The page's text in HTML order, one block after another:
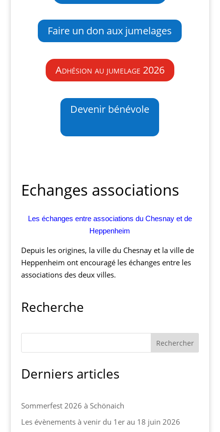
Faire un don aux jumelages
Adhésion au jumelage 2026
Devenir bénévole
Echanges associations
Les échanges entre associations du Chesnay et de
Heppenheim
Depuis les origines, la ville du Chesnay et la ville de
Heppenheim ont encouragé les échanges entre les
associations des deux villes.
Recherche
Derniers articles
Sommerfest 2026 à Schönaich
Les évènements à venir du 1er au 18 juin 2026